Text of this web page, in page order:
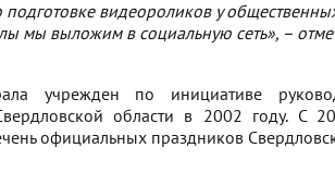
видеороликов у
мы выложим в социальную сеть», –
учрежден по инициативе
области в 2002 году. С
официальных праздников